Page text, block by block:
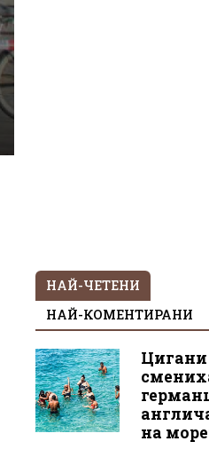
НАЙ-ЧЕТЕНИ
НАЙ-КОМЕНТИРАНИ
Цигани
на